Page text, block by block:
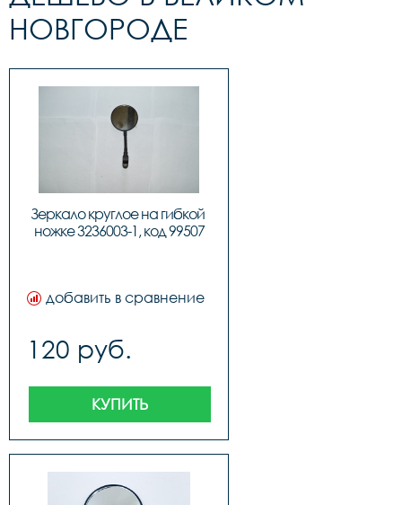
НОВГОРОДЕ
Зеркало круглое на гибкой
ножке 3236003-1, код 99507
добавить в сравнение
120 руб.
КУПИТЬ